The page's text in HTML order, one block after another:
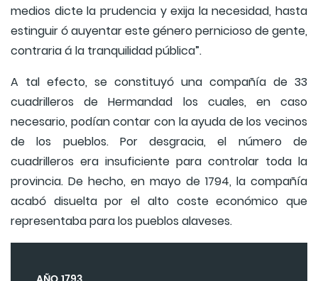
medios dicte la prudencia y exija la necesidad, hasta
estinguir ó auyentar este género pernicioso de gente,
contraria á la tranquilidad pública”.
A tal efecto, se constituyó una compañía de 33
cuadrilleros de Hermandad los cuales, en caso
necesario, podían contar con la ayuda de los vecinos
de los pueblos. Por desgracia, el número de
cuadrilleros era insuficiente para controlar toda la
provincia. De hecho, en mayo de 1794, la compañía
acabó disuelta por el alto coste económico que
representaba para los pueblos alaveses.